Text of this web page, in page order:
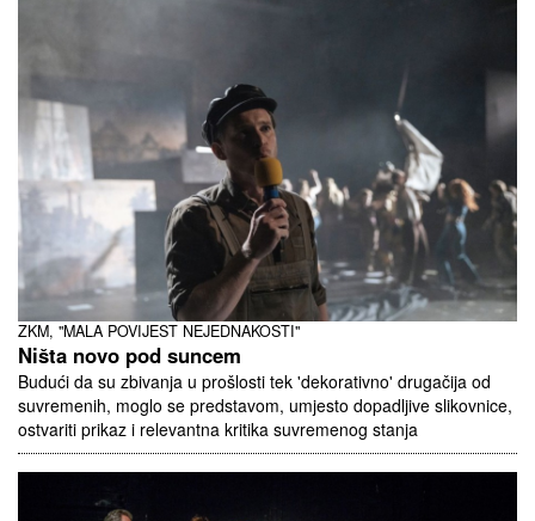
ZKM, "MALA POVIJEST NEJEDNAKOSTI"
Ništa novo pod suncem
Budući da su zbivanja u prošlosti tek 'dekorativno' drugačija od
suvremenih, moglo se predstavom, umjesto dopadljive slikovnice,
ostvariti prikaz i relevantna kritika suvremenog stanja